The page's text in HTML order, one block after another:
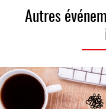
Autres